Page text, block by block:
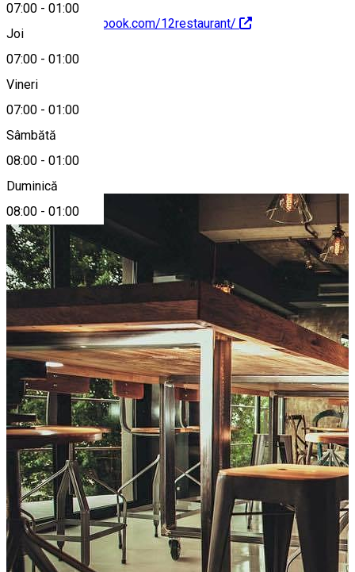
07:00 - 01:00
Joi
07:00 - 01:00
Vineri
07:00 - 01:00
Sâmbătă
08:00 - 01:00
Duminică
08:00 - 01:00
https://www.facebook.com/12restaurant/
Despre
12 Doișpe
Photo Gallery